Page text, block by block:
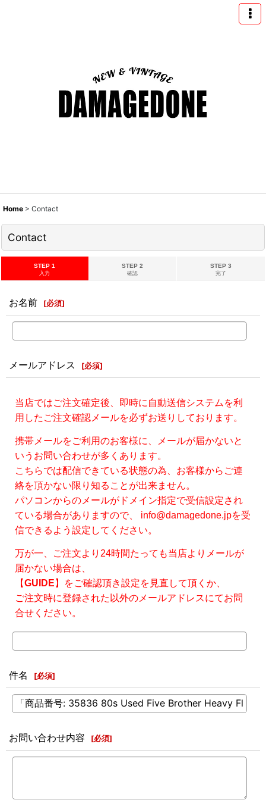
Home > Contact
Contact
STEP 1
入力
STEP 2
確認
STEP 3
完了
お名前 [必須]
メールアドレス [必須]
当店ではご注文確定後、即時に自動送信システムを利
用したご注文確認メールを必ずお送りしております。
携帯メールをご利用のお客様に、メールが届かないと
いうお問い合わせが多くあります。
こちらでは配信できている状態の為、お客様からご連
絡を頂かない限り知ることが出来ません。
パソコンからのメールがドメイン指定で受信設定され
ている場合がありますので、 info@damagedone.jpを受
信できるよう設定してください。
万が一、ご注文より24時間たっても当店よりメールが
届かない場合は、
【GUIDE 】をご確認頂き設定を見直して頂くか、
ご注文時に登録された以外のメールアドレスにてお問
合せください。
件名 [必須]
お問い合わせ内容 [必須]